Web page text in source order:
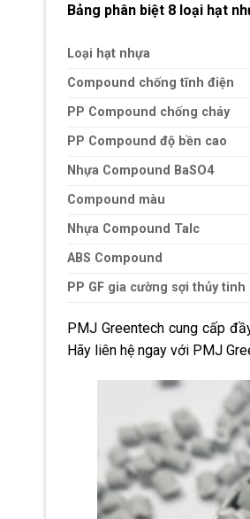
Bảng phân biệt 8 loại hạt
Loại hạt nhựa
Compound chống tĩnh điện
PP Compound chống cháy
PP Compound độ bền cao
Nhựa Compound BaSO4
Compound màu
Nhựa Compound Talc
ABS Compound
PP GF gia cường sợi thủy tinh
PMJ Greentech cung cấp
Hãy liên hệ ngay với PMJ